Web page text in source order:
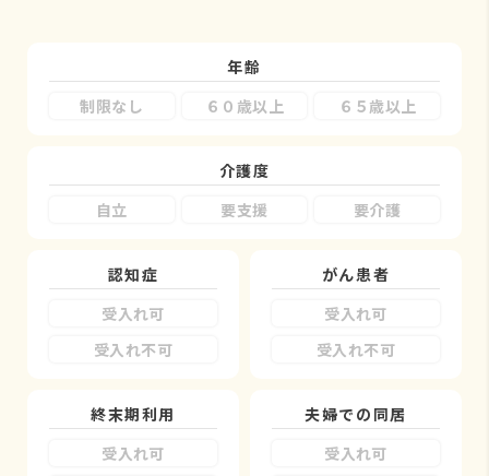
年齢
制限なし
６０歳以上 ６５歳以上
介護度
自立
要支援 要介護
認知症
受入れ可
受入れ不可
がん患者
受入れ可
受入れ不可
終末期利用
受入れ可
夫婦での同居
受入れ可